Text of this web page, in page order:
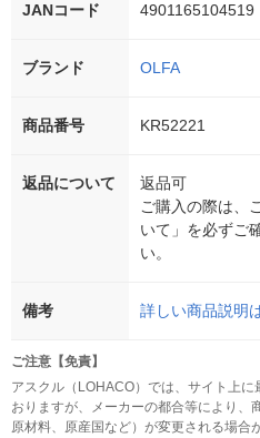
JANコード 4901165104519
ブランド OLFA
商品番号 KR52221
返品について
返品可
ご購入の際は、
いて」を必ずご
い。
備考 詳しい商品説明
ご注意【免責】
アスクル（LOHACO）では、サイト上
おりますが、メーカーの都合等により、
原材料、原産国など）が変更される場合